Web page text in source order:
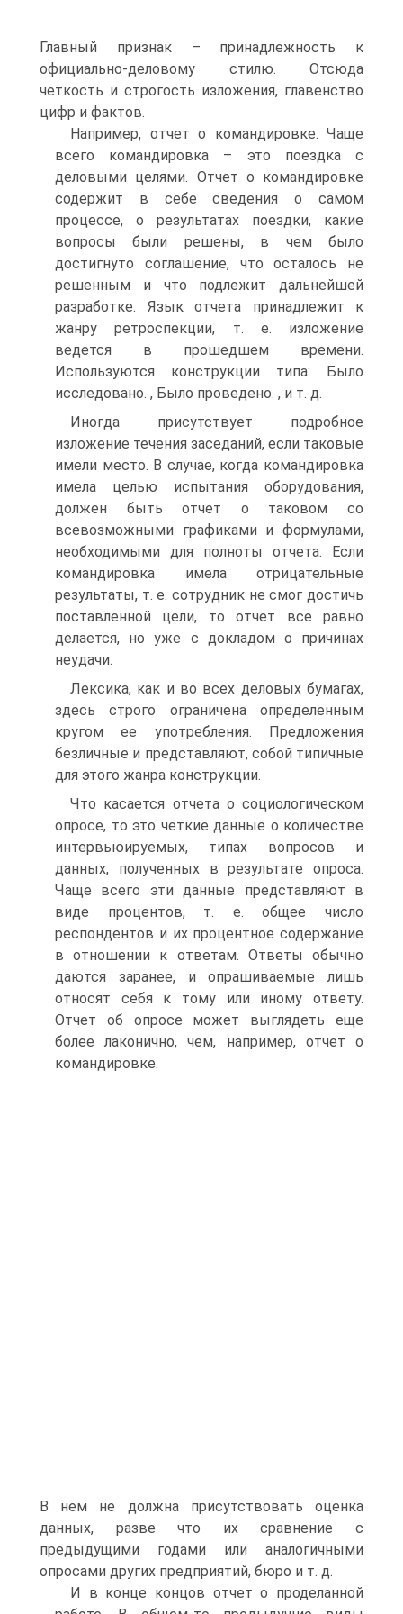
Главный признак – принадлежность к
официально-деловому стилю. Отсюда
четкость и строгость изложения, главенство
цифр и фактов.
Например, отчет о командировке. Чаще
всего командировка – это поездка с
деловыми целями. Отчет о командировке
содержит в себе сведения о самом
процессе, о результатах поездки, какие
вопросы были решены, в чем было
достигнуто соглашение, что осталось не
решенным и что подлежит дальнейшей
разработке. Язык отчета принадлежит к
жанру ретроспекции, т. е. изложение
ведется в прошедшем времени.
Используются конструкции типа: Было
исследовано. , Было проведено. , и т. д.
Иногда присутствует подробное
изложение течения заседаний, если таковые
имели место. В случае, когда командировка
имела целью испытания оборудования,
должен быть отчет о таковом со
всевозможными графиками и формулами,
необходимыми для полноты отчета. Если
командировка имела отрицательные
результаты, т. е. сотрудник не смог достичь
поставленной цели, то отчет все равно
делается, но уже с докладом о причинах
неудачи.
Лексика, как и во всех деловых бумагах,
здесь строго ограничена определенным
кругом ее употребления. Предложения
безличные и представляют, собой типичные
для этого жанра конструкции.
Что касается отчета о социологическом
опросе, то это четкие данные о количестве
интервьюируемых, типах вопросов и
данных, полученных в результате опроса.
Чаще всего эти данные представляют в
виде процентов, т. е. общее число
респондентов и их процентное содержание
в отношении к ответам. Ответы обычно
даются заранее, и опрашиваемые лишь
относят себя к тому или иному ответу.
Отчет об опросе может выглядеть еще
более лаконично, чем, например, отчет о
командировке.
В нем не должна присутствовать оценка
данных, разве что их сравнение с
предыдущими годами или аналогичными
опросами других предприятий, бюро и т. д.
И в конце концов отчет о проделанной